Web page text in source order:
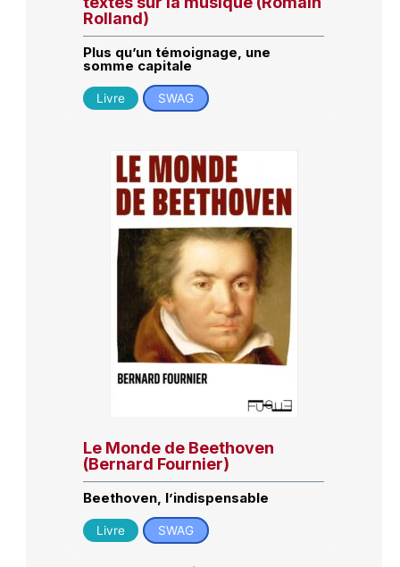
Rolland)
Plus qu’un témoignage, une
somme capitale
Livre SWAG
Le Monde de Beethoven
(Bernard Fournier)
Beethoven, l’indispensable
Livre SWAG